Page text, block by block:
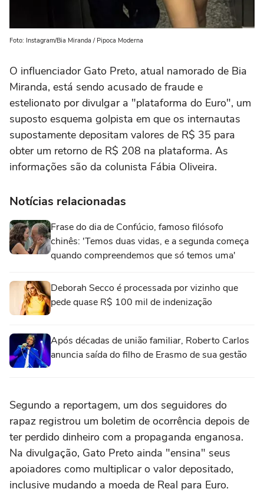
Foto: Instagram/Bia Miranda / Pipoca Moderna
O influenciador Gato Preto, atual namorado de Bia
Miranda, está sendo acusado de fraude e
estelionato por divulgar a "plataforma do Euro", um
suposto esquema golpista em que os internautas
supostamente depositam valores de R$ 35 para
obter um retorno de R$ 208 na plataforma. As
informações são da colunista Fábia Oliveira.
Notícias relacionadas
Frase do dia de Confúcio, famoso filósofo
chinês: 'Temos duas vidas, e a segunda começa
quando compreendemos que só temos uma'
Deborah Secco é processada por vizinho que
pede quase R$ 100 mil de indenização
Após décadas de união familiar, Roberto Carlos
anuncia saída do filho de Erasmo de sua gestão
Segundo a reportagem, um dos seguidores do
rapaz registrou um boletim de ocorrência depois de
ter perdido dinheiro com a propaganda enganosa.
Na divulgação, Gato Preto ainda "ensina" seus
apoiadores como multiplicar o valor depositado,
inclusive mudando a moeda de Real para Euro.